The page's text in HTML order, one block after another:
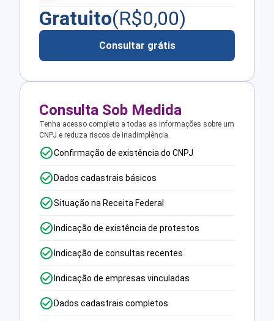
Gratuito(R$0,00)
Consultar grátis
Consulta Sob Medida
Tenha acesso completo a todas as informações sobre um
CNPJ e reduza riscos de inadimplência.
Confirmação de existência do CNPJ
Dados cadastrais básicos
Situação na Receita Federal
Indicação de existência de protestos
Indicação de consultas recentes
Indicação de empresas vinculadas
Dados cadastrais completos